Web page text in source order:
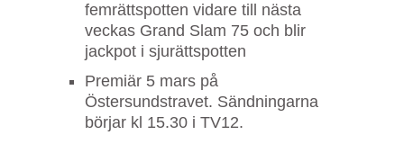
femrättspotten vidare till nästa
veckas Grand Slam 75 och blir
jackpot i sjurättspotten
Premiär 5 mars på
Östersundstravet. Sändningarna
börjar kl 15.30 i TV12.